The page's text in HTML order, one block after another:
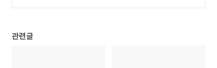
관련글